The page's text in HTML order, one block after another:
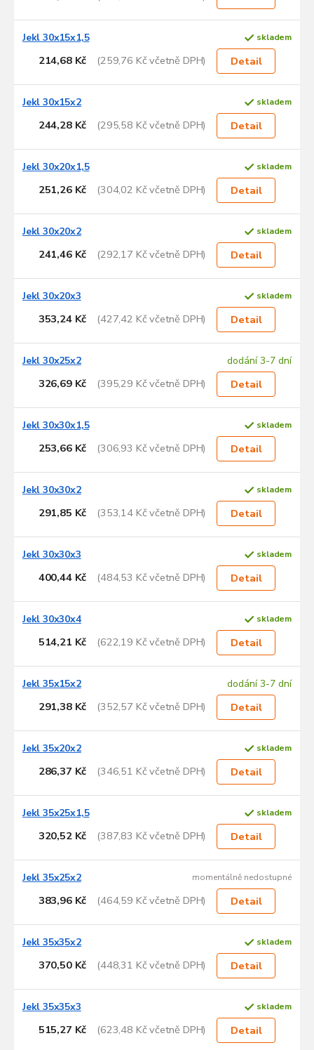
Jekl 30x15x1,5 skladem
214,68 Kč (259,76 Kč včetně DPH) Detail
Jekl 30x15x2 skladem
244,28 Kč (295,58 Kč včetně DPH) Detail
Jekl 30x20x1,5 skladem
251,26 Kč (304,02 Kč včetně DPH) Detail
Jekl 30x20x2 skladem
241,46 Kč (292,17 Kč včetně DPH) Detail
Jekl 30x20x3 skladem
353,24 Kč (427,42 Kč včetně DPH) Detail
Jekl 30x25x2 dodání 3-7 dní
326,69 Kč (395,29 Kč včetně DPH) Detail
Jekl 30x30x1,5 skladem
253,66 Kč (306,93 Kč včetně DPH) Detail
Jekl 30x30x2 skladem
291,85 Kč (353,14 Kč včetně DPH) Detail
Jekl 30x30x3 skladem
400,44 Kč (484,53 Kč včetně DPH) Detail
Jekl 30x30x4 skladem
514,21 Kč (622,19 Kč včetně DPH) Detail
Jekl 35x15x2 dodání 3-7 dní
291,38 Kč (352,57 Kč včetně DPH) Detail
Jekl 35x20x2 skladem
286,37 Kč (346,51 Kč včetně DPH) Detail
Jekl 35x25x1,5 skladem
320,52 Kč (387,83 Kč včetně DPH) Detail
Jekl 35x25x2 momentálně nedostupné
383,96 Kč (464,59 Kč včetně DPH) Detail
Jekl 35x35x2 skladem
370,50 Kč (448,31 Kč včetně DPH) Detail
Jekl 35x35x3 skladem
515,27 Kč (623,48 Kč včetně DPH) Detail